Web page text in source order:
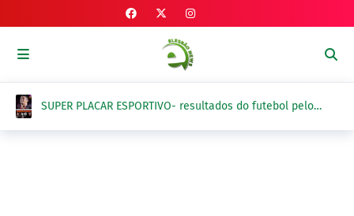
As MANCHETES DOS JORNAIS pelo Brasil nesta sexta-